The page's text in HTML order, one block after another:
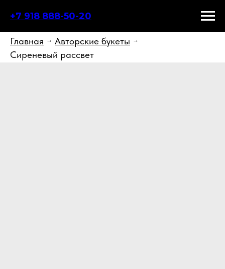
+7 918 888-50-20
Главная → Авторские букеты →
Сиреневый рассвет